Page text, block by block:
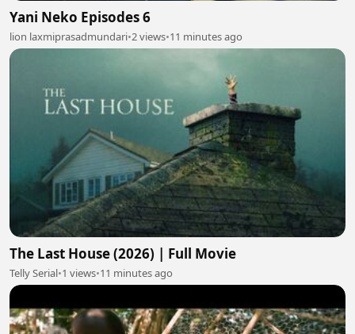
Yani Neko Episodes 6
lion laxmiprasadmundari•2 views•11 minutes ago
The Last House (2026) | Full Movie
Telly Serial•1 views•11 minutes ago